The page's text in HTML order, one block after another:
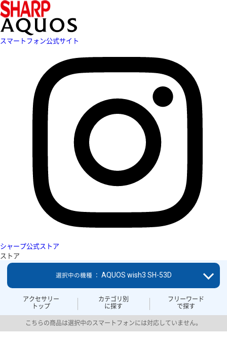
スマートフォン公式サイト
シャープ公式ストア
ストア
アクセサリー
トップ
カテゴリ別
に探す
フリーワード
で探す
選択中の機種 ： AQUOS wish3 SH-53D
こちらの商品は選択中のスマートフォンには対応していません。